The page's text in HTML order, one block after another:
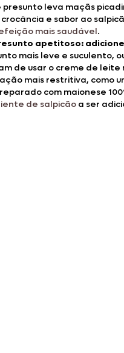
leva maçãs
e sabor ao
mais saudável.
apetitoso:
mais leve e suculento,
de usar o creme de
mais restritiva, como
com maionese
de salpicãoa ser